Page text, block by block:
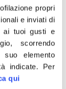
propri
e inviati di
ai tuoi gusti e
scorrendo
suo elemento
indicate. Per
qui